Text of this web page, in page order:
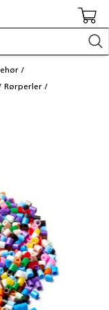
Rørperler